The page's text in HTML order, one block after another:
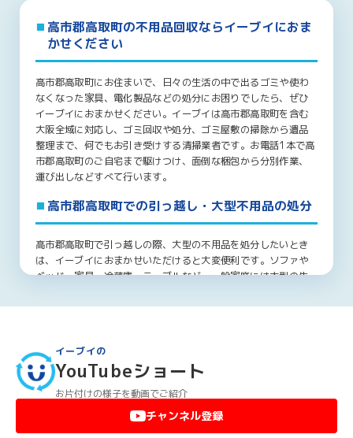
高市郡高取町の不用品回収ならイーブイにおま
かせください
高市郡高取町にお住まいで、日々の生活の中で出るゴミや使わ
なくなった家具、電化製品などの処分にお困りでしたら、ぜひ
イーブイにおまかせください。イーブイは高市郡高取町を含む
大阪全域に対応し、ゴミ回収や処分、ゴミ屋敷の掃除から遺品
整理まで、何でもお引き受けする清掃業者です。お電話1本で高
市郡高取町のご自宅まで駆けつけ、面倒な梱包から分別作業、
運び出しなどすべて行います。
高市郡高取町での引っ越し・大型不用品の処分
高市郡高取町で引っ越しの際、大型の不用品を処分したいとき
は、イーブイにおまかせいただけると大変便利です。ソファや
ベッド、家具、冷蔵庫、テーブルなど、一般家庭には大型の生
市郡高取町からの転居でこれらの処分にお困りでしたら、ぜひ
どんなに大きな家具や重いものでも、すべて弊社スタッフが運
び出します。高市郡高取町のマンションで階段から降ろせない
ような大型家具は、ベランダからクレーン車等を使って降ろし
ます。また、エレベーターがないマンションで運び出しが困難
でも、階段から運び出しますのでご安心ください。
イーブイの
YouTubeショート
お片付けの様子を動画でご紹介
チャンネル登録